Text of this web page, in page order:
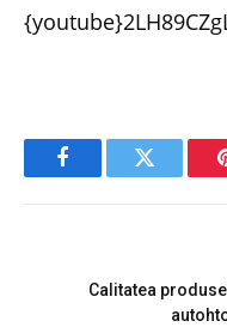
FacebookTwitter
Calitatea